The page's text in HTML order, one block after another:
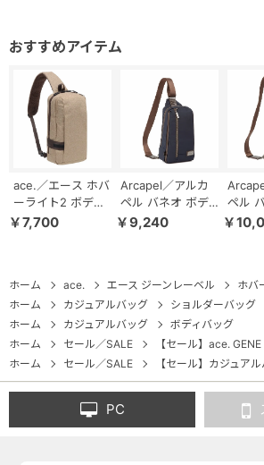
ace.／エース ホバ
ーライト2 ボディ
バッグ 67611
￥7,700
Arcapel／アルカ
ペル バネオ ボデ
ィバッグ 5L
￥9,240
ペル
ィバッ
￥
ホーム ace. エース ジーンレーベル
ホバ
ホーム
カジュアルバッグ
ショルダーバッグ
ホーム
カジュアルバッグ
ボディバッグ
ホーム
セール／SALE
【セール】ace.
ホーム
セール／SALE 【セール】カジュア
PC